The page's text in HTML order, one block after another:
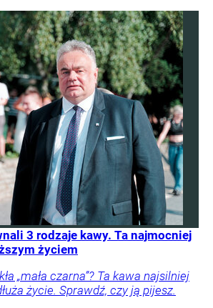
3 rodzaje kawy. Ta najmocniej
życiem
„mała czarna”? Ta kawa najsilniej
życie. Sprawdź, czy ją pijesz.